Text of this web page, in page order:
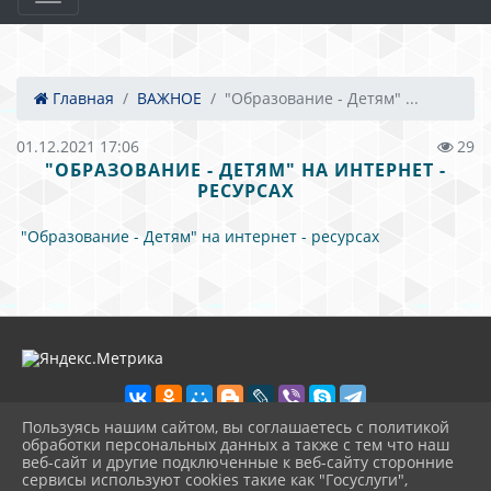
Главная ВАЖНОЕ "Образование - Детям" ...
01.12.2021 17:06 29
"ОБРАЗОВАНИЕ - ДЕТЯМ" НА ИНТЕРНЕТ -
РЕСУРСАХ
"Образование - Детям" на интернет - ресурсах
2026 г. school2shal.ru
Пользуясь нашим сайтом, вы соглашаетесь с политикой
обработки персональных данных а также с тем что наш
веб-сайт и другие подключенные к веб-сайту сторонние
сервисы используют cookies такие как "Госуслуги",